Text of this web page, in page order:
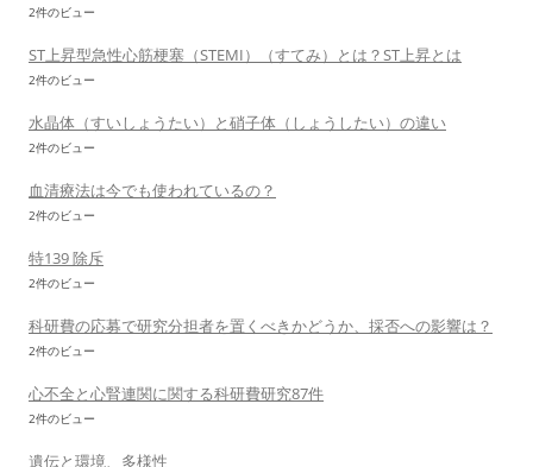
2件のビュー
ST上昇型急性心筋梗塞（STEMI）（すてみ）とは？ST上昇とは
2件のビュー
水晶体（すいしょうたい）と硝子体（しょうしたい）の違い
2件のビュー
血清療法は今でも使われているの？
2件のビュー
特139 除斥
2件のビュー
科研費の応募で研究分担者を置くべきかどうか、採否への影響は？
2件のビュー
心不全と心腎連関に関する科研費研究87件
2件のビュー
遺伝と環境、多様性